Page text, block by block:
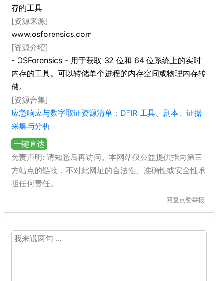
存的工具
[资源来源]
www.osforensics.com
[资源介绍]
- OSForensics - 用于获取 32 位和 64 位系统上的实时
内存的工具。可以转储单个进程的内存空间或物理内存转
储。
[资源合集]
应急响应与数字取证资源清单：DFIR 工具、剧本、证据
采集与分析
一键直达
免责声明: 请知悉后再访问。本网站仅公益提供指向第三
方站点的链接，不对此网址的合法性、准确性或安全性承
担任何责任。
回复 点赞举报